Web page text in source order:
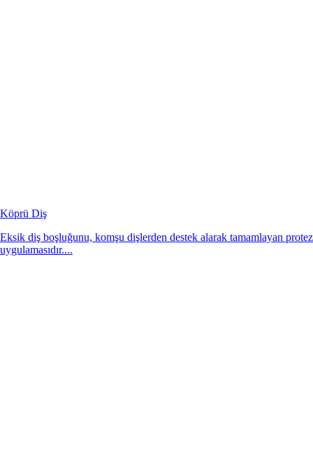
Köprü Diş
Eksik diş boşluğunu, komşu dişlerden destek alarak tamamlayan protez
uygulamasıdır....